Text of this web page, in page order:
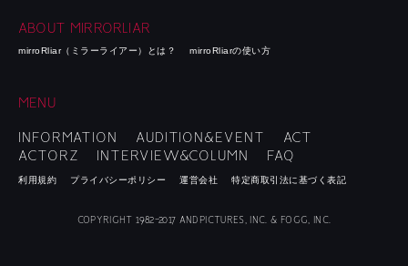
ABOUT MIRRORLIAR
mirroRliar（ミラーライアー）とは？ mirroRliarの使い方
MENU
INFORMATION AUDITION&EVENT
ACT
ACTORZ
INTERVIEW&COLUMN FAQ
利用規約 プライバシーポリシー 運営会社 特定商取引法に基づく表記
COPYRIGHT 1982-2017 ANDPICTURES, INC. & FOGG, INC.